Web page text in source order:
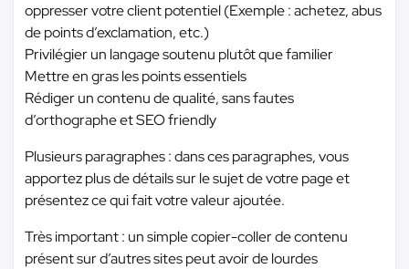
oppresser votre client potentiel (Exemple : achetez, abus
de points d’exclamation, etc.)
Privilégier un langage soutenu plutôt que familier
Mettre en gras les points essentiels
Rédiger un contenu de qualité, sans fautes
d’orthographe et SEO friendly
Plusieurs paragraphes : dans ces paragraphes, vous
apportez plus de détails sur le sujet de votre page et
présentez ce qui fait votre valeur ajoutée.
Très important : un simple copier-coller de contenu
présent sur d’autres sites peut avoir de lourdes